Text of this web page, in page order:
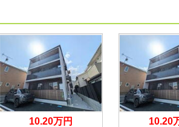
10.20万円 10.20